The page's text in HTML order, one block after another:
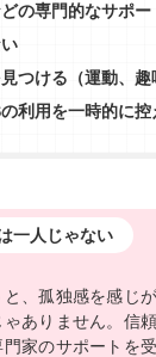
の専門的なサポー
つける（運動、趣
利用を一時的に控
一人じゃない
、孤独感を感じ
ありません。信
家のサポートを